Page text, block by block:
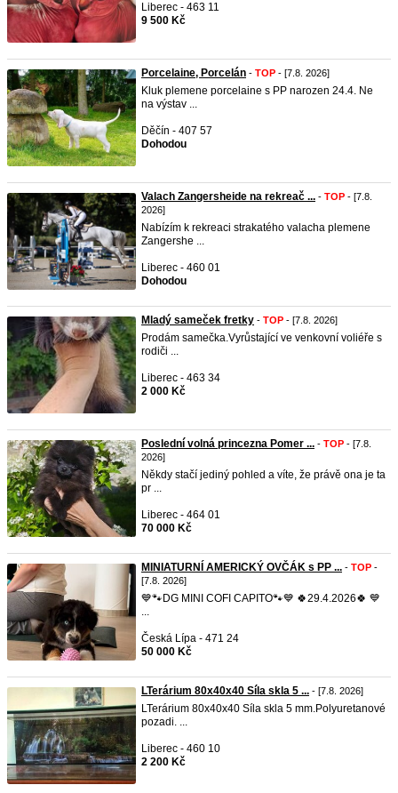
Liberec - 463 11
9 500 Kč
Porcelaine, Porcelán - TOP - [7.8. 2026]
Kluk plemene porcelaine s PP narozen 24.4. Ne
na výstav ...
Děčín - 407 57
Dohodou
Valach Zangersheide na rekreač ... - TOP - [7.8.
2026]
Nabízím k rekreaci strakatého valacha plemene
Zangershe ...
Liberec - 460 01
Dohodou
Mladý sameček fretky - TOP - [7.8. 2026]
Prodám samečka.Vyrůstající ve venkovní voliéře s
rodiči ...
Liberec - 463 34
2 000 Kč
Poslední volná princezna Pomer ... - TOP - [7.8.
2026]
Někdy stačí jediný pohled a víte, že právě ona je ta
pr ...
Liberec - 464 01
70 000 Kč
MINIATURNÍ AMERICKÝ OVČÁK s PP ... - TOP -
[7.8. 2026]
💙🐾DG MINI COFI CAPITO🐾💙 🍀29.4.2026🍀 💙
...
Česká Lípa - 471 24
50 000 Kč
LTerárium 80x40x40 Síla skla 5 ... - [7.8. 2026]
LTerárium 80x40x40 Síla skla 5 mm.Polyuretanové
pozadi. ...
Liberec - 460 10
2 200 Kč